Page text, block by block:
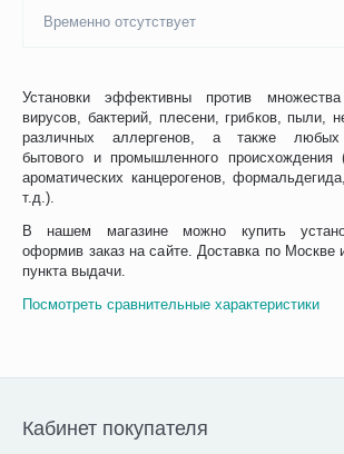
Установки эффективны против множества
вирусов, бактерий, плесени, грибков, пыли,
различных аллергенов, а также любых
бытового и промышленного происхождения
ароматических канцерогенов,
т.д.).
В нашем магазине можно купить
оформив заказ на сайте. Доставка по
пункта выдачи.
Посмотреть сравнительные характеристики
Временно отсутствует
Кабинет покупателя